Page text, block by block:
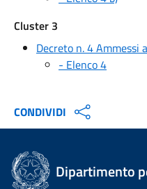
Cluster 3
Decreto n. 4 Ammessi
- Elenco 4
CONDIVIDI
Dipartimento